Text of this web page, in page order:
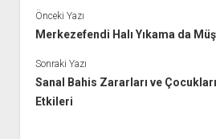
Önceki Yazı
Merkezefendi Halı Yıkama da
Sonraki Yazı
Sanal Bahis Zararları ve
Etkileri